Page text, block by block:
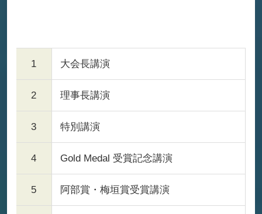
1 大会長講演
2 理事長講演
3 特別講演
4 Gold Medal 受賞記念講演
5 阿部賞・梅垣賞受賞講演